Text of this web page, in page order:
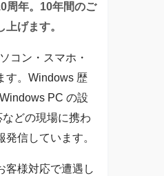
周年。10年間のご
げます。
コン・スマホ・
す。Windows 歴
PC の設
どの現場に携わ
信しています。
客様対応で遭遇し